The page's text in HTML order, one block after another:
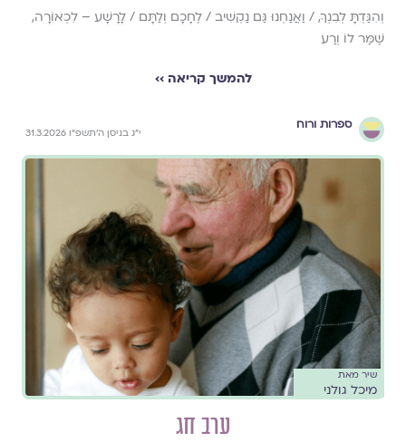
וְהִגַּדְתָּ לְבִנְךָ, / וַאֲנַחְנוּ גַּם נַקְשִׁיב / לֶחָכָם וְלַתָּם / לָרָשָׁע – לִכְאוֹרָה,
שֶׁמַּר לוֹ וְרַע
להמשך קריאה ››
ספרות ורוח
י״ג בניסן ה׳תשפ״ו 31.3.2026
שיר מאת
מיכל גולני
ערב חג